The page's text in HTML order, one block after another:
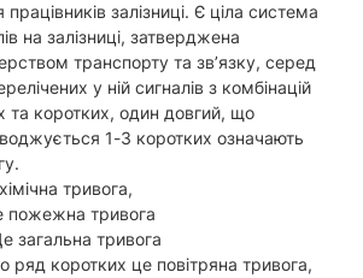
працівників залізниці. Є ціла система
на залізниці, затверджена
транспорту та звʼязку, серед
у ній сигналів з комбінацій
та коротких, один довгий, що
1-3 коротких означають
тривога,
пожежна тривога
загальна тривога
ряд коротких це повітряна тривога,